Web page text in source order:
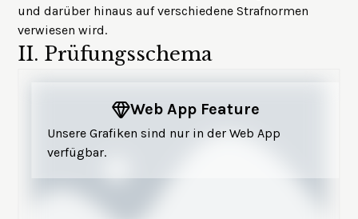
und darüber hinaus auf verschiedene Strafnormen
verwiesen wird.
II. Prüfungsschema
Web App Feature
Unsere Grafiken sind nur in der Web App
verfügbar.